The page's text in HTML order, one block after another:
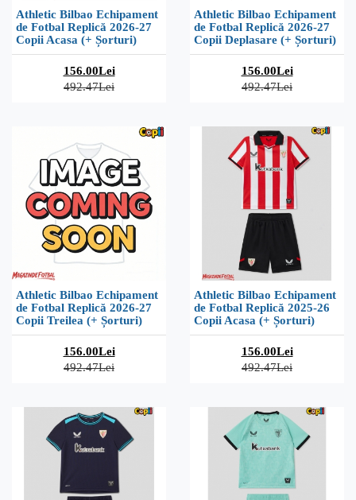
Athletic Bilbao Echipament
de Fotbal Replică 2026-27
Copii Acasa (+ Șorturi)
156.00Lei
492.47Lei
Athletic Bilbao Echipament
de Fotbal Replică 2026-27
Copii Deplasare (+ Șorturi)
156.00Lei
492.47Lei
Athletic Bilbao Echipament
de Fotbal Replică 2026-27
Copii Treilea (+ Șorturi)
156.00Lei
492.47Lei
Athletic Bilbao Echipament
de Fotbal Replică 2025-26
Copii Acasa (+ Șorturi)
156.00Lei
492.47Lei